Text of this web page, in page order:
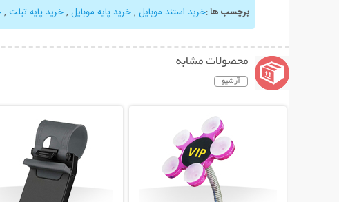
برچسب ها:خرید استند موبایل ,خرید پایه موبایل ,خرید پایه تبلت ,
محصولات مشابه
آرشیو